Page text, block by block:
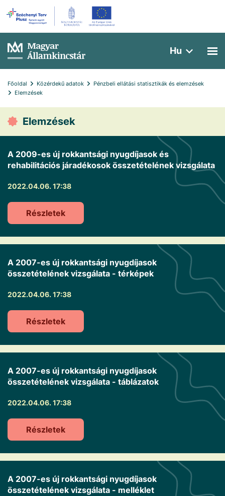
Hu
Főoldal Közérdekű adatok
Pénzbeli ellátási statisztikák és elemzések
Elemzések
Elemzések
A 2009-es új rokkantsági nyugdíjasok és
rehabilitációs járadékosok összetételének vizsgálata
2022.04.06. 17:38
Részletek
A 2007-es új rokkantsági nyugdíjasok
összetételének vizsgálata - térképek
2022.04.06. 17:38
Részletek
A 2007-es új rokkantsági nyugdíjasok
összetételének vizsgálata - táblázatok
2022.04.06. 17:38
Részletek
A 2007-es új rokkantsági nyugdíjasok
összetételének vizsgálata - melléklet